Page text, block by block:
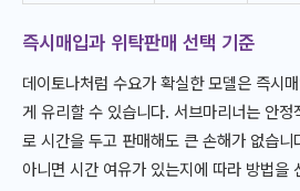
즉시매입과 위탁판매 선택 기준
데이토나처럼 수요가 확실한 모델은 즉시
게 유리할 수 있습니다. 서브마리너는 안
로 시간을 두고 판매해도 큰 손해가 없습
아니면 시간 여유가 있는지에 따라 방법을